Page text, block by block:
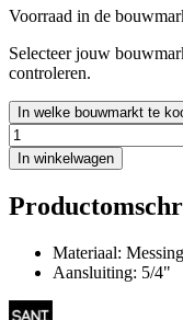
Voorraad in de
Selecteer jouw
controleren.
In welke bouwmarkt te
In winkelwagen
Materiaal:
Aansluiting: 5/4"